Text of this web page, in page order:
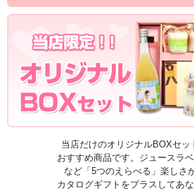
当店だけのオリジナルBOXセッ
おすすめ商品です。ジュースラ
など「5つのえらべる」楽しさ
カタログギフトをプラスしてあ